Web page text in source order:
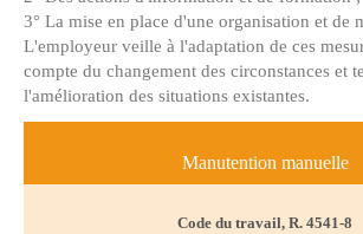
3° La mise en place d'une organisation et de
L'employeur veille à l'adaptation de ces
compte du changement des circonstances et
l'amélioration des situations existantes.
Manutention manuelle
Code du travail, R. 4541-8